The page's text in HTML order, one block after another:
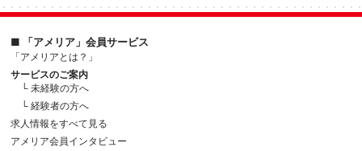
■ 「アメリア」会員サービス
「アメリアとは？」
サービスのご案内
└ 未経験の方へ
└ 経験者の方へ
求人情報をすべて見る
アメリア会員インタビュー